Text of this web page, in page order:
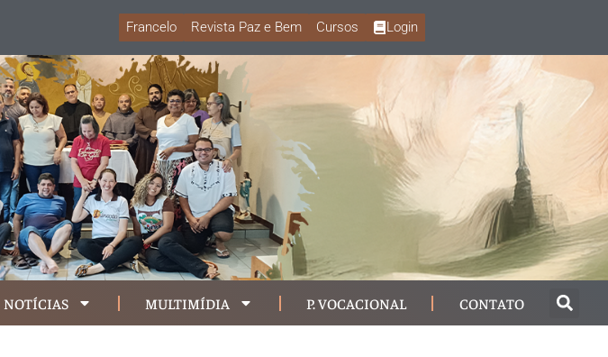
Francelo Revista Paz e Bem Cursos Login
NOTÍCIAS MULTIMÍDIA P. VOCACIONAL CONTATO